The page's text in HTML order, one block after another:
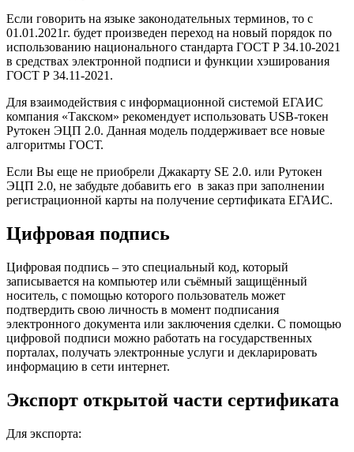
Если говорить на языке законодательных терминов, то с
01.01.2021г. будет произведен переход на новый порядок по
использованию национального стандарта ГОСТ Р 34.10-2021
в средствах электронной подписи и функции хэширования
ГОСТ Р 34.11-2021.
Для взаимодействия с информационной системой ЕГАИС
компания «Такском» рекомендует использовать USB-токен
Рутокен ЭЦП 2.0. Данная модель поддерживает все новые
алгоритмы ГОСТ.
Если Вы еще не приобрели Джакарту SE 2.0. или Рутокен
ЭЦП 2.0, не забудьте добавить его в заказ при заполнении
регистрационной карты на получение сертификата ЕГАИС.
Цифровая подпись
Цифровая подпись – это специальный код, который
записывается на компьютер или съёмный защищённый
носитель, с помощью которого пользователь может
подтвердить свою личность в момент подписания
электронного документа или заключения сделки. С помощью
цифровой подписи можно работать на государственных
порталах, получать электронные услуги и декларировать
информацию в сети интернет.
Экспорт открытой части сертификата
Для экспорта: